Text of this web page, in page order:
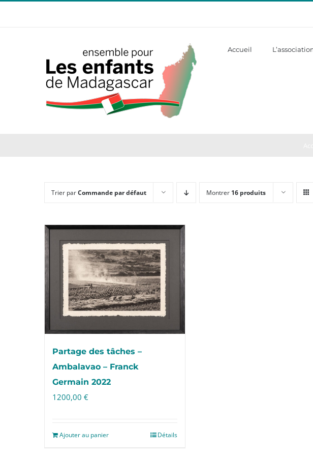
Accueil
Trier parCommande par défaut Montrer 16 produits
Partage des tâches –
Ambalavao – Franck
Germain 2022
1200,00 €
Ajouter au panier Détails